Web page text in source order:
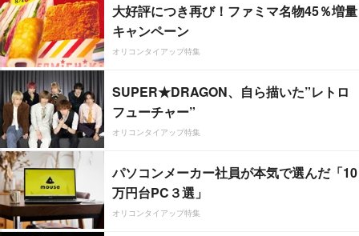
大好評につき再び！ファミマ名物45％増量
キャンペーン
オリコンタイアップ特集
SUPER★DRAGON、自ら描いた”レトロ
フューチャー”
オリコンタイアップ特集
パソコンメーカー社員が本気で選んだ「10
万円台PC３選」
オリコンタイアップ特集